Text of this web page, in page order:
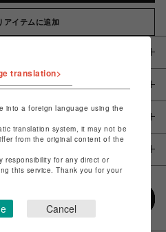
アイテムに追加
translation>
into a foreign language using the
translation system, it may not be
from the original content of the
responsibility for any direct or
this service. Thank you for your
Cancel